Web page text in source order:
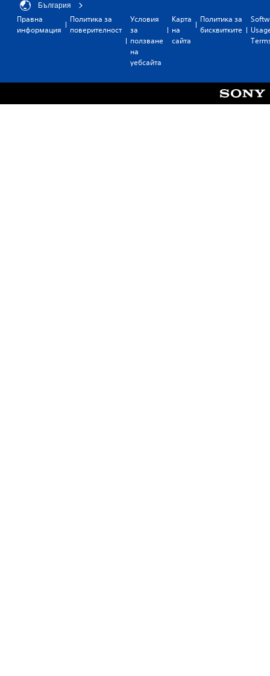
България
Правна
информация
Политика за
поверителност
Условия
за
ползване
на
уебсайта
Карта
на
сайта
Политика за
бисквитките